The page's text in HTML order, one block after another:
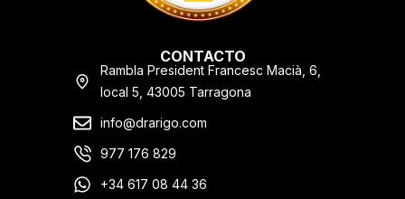
CONTACTO
Rambla President Francesc Macià, 6,
local 5, 43005 Tarragona
info@drarigo.com
977 176 829
+34 617 08 44 36